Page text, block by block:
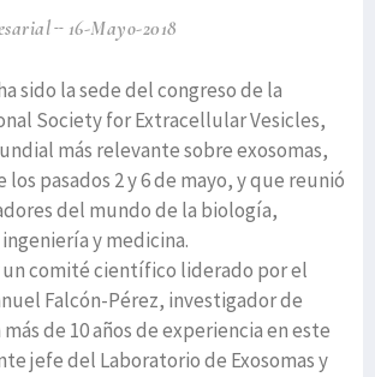
16-Mayo-2018
sido la sede del congreso de la
Society for Extracellular Vesicles,
más relevante sobre exosomas,
pasados 2 y 6 de mayo, y que reunió
del mundo de la biología,
y medicina.
un comité científico liderado por el
Falcón-Pérez, investigador de
de 10 años de experiencia en este
jefe del Laboratorio de Exosomas y